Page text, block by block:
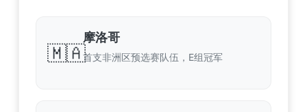
🇲🇦
摩洛哥
首支非洲区预选赛队伍，E组冠军